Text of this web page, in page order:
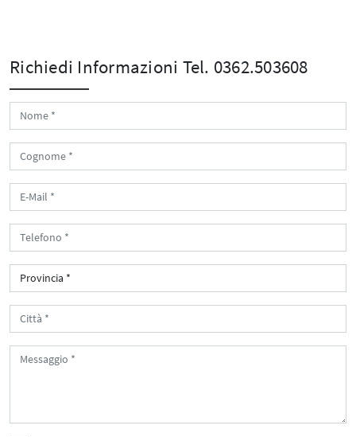
Richiedi Informazioni Tel. 0362.503608